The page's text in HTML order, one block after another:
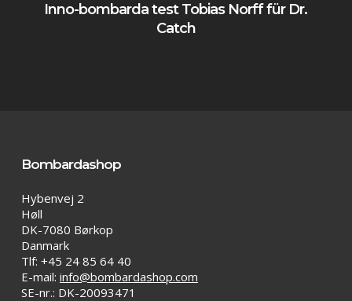
Inga produkter i varukorgen.
Inno-bombarda test Tobias Norff für Dr.
Catch
Bombardashop
Hybenvej 2
Høll
DK-7080 Børkop
Danmark
Tlf: +45 24 85 64 40
E-mail: info@bombardashop.com
SE-nr.: DK-20093471